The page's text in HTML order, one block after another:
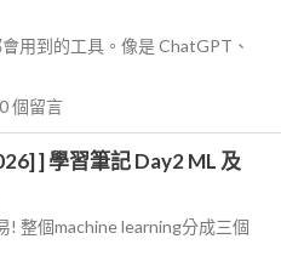
用到的工具。像是 ChatGPT、
0個留言
] 學習筆記 Day2 ML 及
! 整個machine learning分成三個